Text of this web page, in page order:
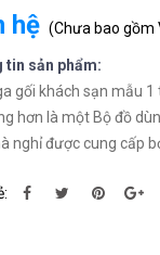
hệ (Chưa bao gồm
tin sản phẩm:
gối khách sạn mẫu
hơn là một Bộ đồ
nghỉ được cung cấp